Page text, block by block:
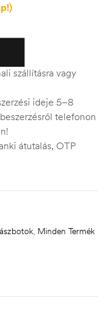
szállításra vagy
ideje 5–8
telefonon
átutalás, OTP
, Minden Termék